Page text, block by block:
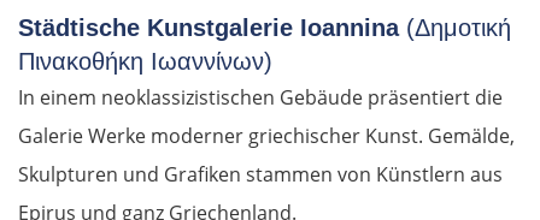
Städtische Kunstgalerie Ioannina(Δημοτική
Πινακοθήκη Ιωαννίνων)
In einem neoklassizistischen Gebäude präsentiert die
Galerie Werke moderner griechischer Kunst. Gemälde,
Skulpturen und Grafiken stammen von Künstlern aus
Epirus und ganz Griechenland.